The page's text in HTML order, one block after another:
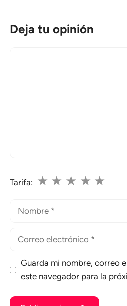
Deja tu opinión
Tarifa: ★
★
★
★
★
Nombre
Correo
Guarda mi nombre, correo
este navegador para la